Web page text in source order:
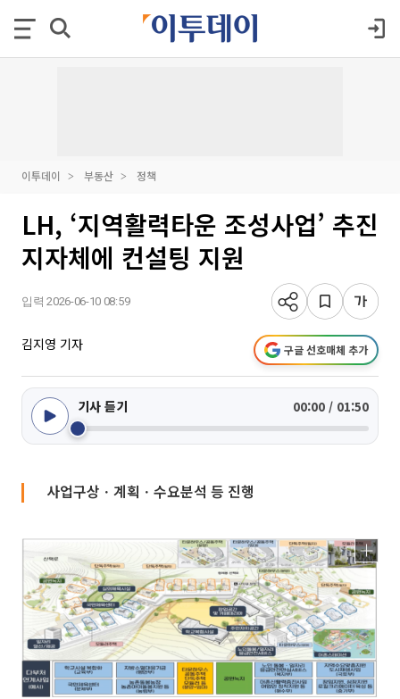
이투데이 부동산 정책
LH, ‘지역활력타운 조성사업’ 추진
지자체에 컨설팅 지원
입력 2026-06-10 08:59
김지영 기자 구글 선호매체 추가
기사 듣기 00:00 / 01:50
사업구상ㆍ계획ㆍ수요분석 등 진행